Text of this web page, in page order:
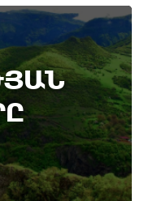
պատմության